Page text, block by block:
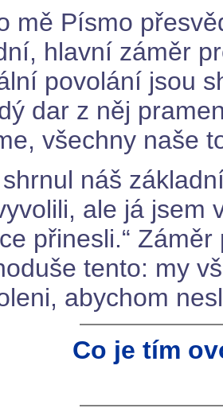
mě Písmo
hlavní záměr
povolání jsou
dar z něj
všechny naše
náš
ale já jsem
přinesli.“
tento: my
abychom
Co je tím